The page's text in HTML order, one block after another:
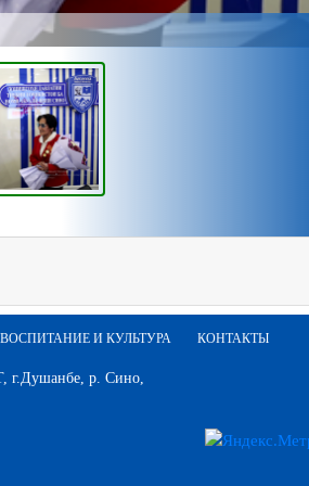
ВОСПИТАНИЕ И КУЛЬТУРА КОНТАКТЫ
г.Душанбе, р. Сино,